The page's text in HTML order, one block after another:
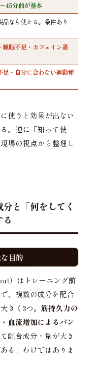
45分前が基本
品なら使える。条件あり
睡眠不足・カフェイン過
足・自分に合わない運動種
使うと効果が出ない
。逆に「知って使
場の視点から整理し
と「何をしてく
目的
）はトレーニング前
、複数の成分を配合
きく3つ。 筋持久力の
血流増加によるパン
配合成分・量が大き
る」わけではありま